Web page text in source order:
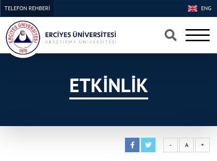
×
×
ENG
TELEFON REHBERİ
ETKİNLİK
- A +